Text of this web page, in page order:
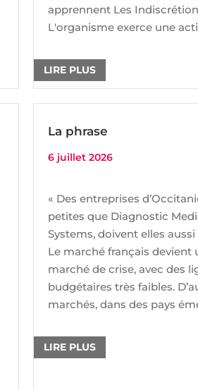
apprennent Les
L'organisme exerce une
LIRE PLUS
La phrase
6 juillet 2026
« Des entreprises
petites que Diagnostic
Systems, doivent elles
Le marché français devient
marché de crise, avec des
budgétaires très faibles.
marchés, dans des pays
LIRE PLUS